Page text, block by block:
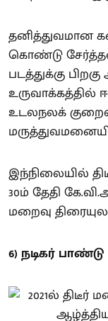
தனித்துவமான
கொண்டு
படத்துக்கு
உருவாக்கத்தில்
உடலநலக்
இந்நிலையில்
30ம் தேதி
மறைவு
6) நடிகர் பாண்டு